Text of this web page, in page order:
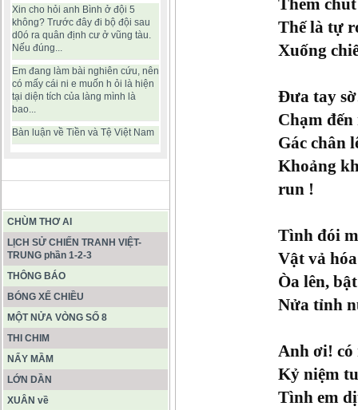
Xin cho hỏi anh Bình ở đội 5
không? Trước đây đi bộ đội sau
d0ó ra quân định cư ở vũng tàu.
Nếu đúng...
Em đang làm bài nghiên cứu, nên
có mấy cái ni e muốn h ỏi là hiện
tại diện tích của làng mình là
bao...
Bàn luận về Tiền và Tệ Việt Nam
CHÙM THƠ AI
LỊCH SỬ CHIẾN TRANH VIỆT-
TRUNG phần 1-2-3
THÔNG BÁO
BÓNG XẾ CHIỀU
MỘT NỬA VÒNG SỐ 8
THI CHIM
NẨY MẦM
LỚN DẦN
XUÂN về
Thèm
Thế là tự
Xuống
Đưa tay
Chạm
Gác chân
Khoảng
run !
Tình đói
Vật vả
Òa lên,
Nửa tỉnh
Anh ơi!
Kỷ niệm
Tình em